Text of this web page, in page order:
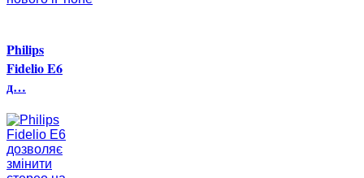
Philips
Fidelio E6
д…